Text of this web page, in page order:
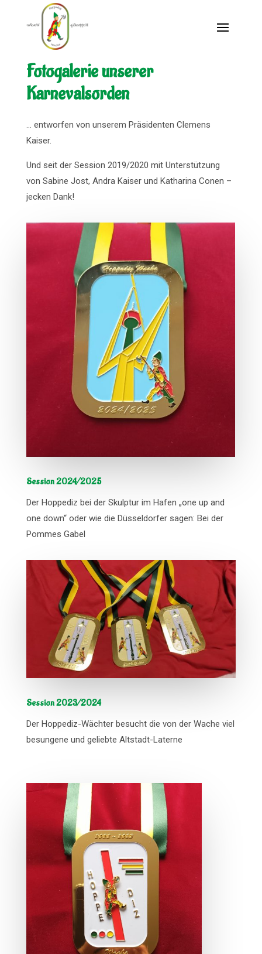
Fotogalerie unserer
Karnevalsorden
… entworfen von unserem Präsidenten Clemens
Kaiser.
Und seit der Session 2019/2020 mit Unterstützung
von Sabine Jost, Andra Kaiser und Katharina Conen –
jecken Dank!
Session 2024/2025
Der Hoppediz bei der Skulptur im Hafen „one up and
one down“ oder wie die Düsseldorfer sagen: Bei der
Pommes Gabel
Session 2023/2024
Der Hoppediz-Wächter besucht die von der Wache viel
besungene und geliebte Altstadt-Laterne